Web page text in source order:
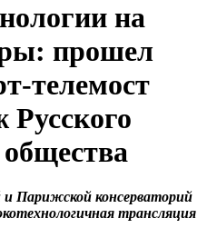
на
прошел
телемост
Парижской консерваторий
трансляция